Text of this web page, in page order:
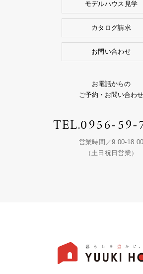
モデルハウス見学
カタログ請求
お問い合わせ
お電話からの
ご予約・お問い合わせ
TEL.0956-59-
営業時間／9:00-18:00
（土日祝日営業）